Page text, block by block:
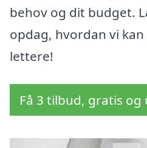
behov og dit budget.
opdag, hvordan vi
lettere!
Få 3 tilbud, gratis